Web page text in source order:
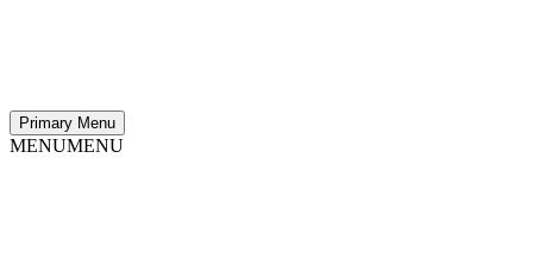
Primary Menu
MENUMENU